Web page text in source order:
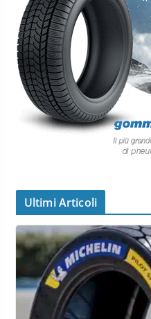
Ultimi Articoli